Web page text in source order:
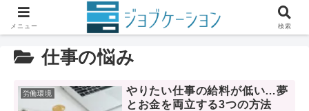
仕事の悩み
仕事の悩み
労働環境
やりたい仕事の給料が低い…夢
とお金を両立する3つの方法
メニュー 検索